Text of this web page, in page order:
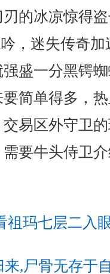
的冰凉惊得
，迷失传奇
盛一分黑锷
简单得多，
易区外守卫
要牛头侍卫
祖玛七层二入
来,尸骨无存于